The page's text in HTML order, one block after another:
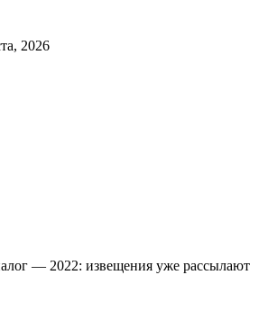
2026
— 2022: извещения уже рассылают